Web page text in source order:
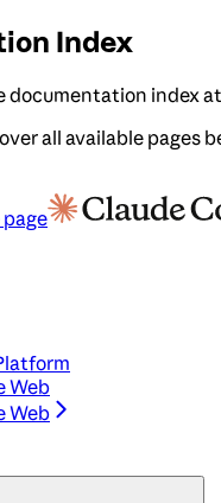
Index
documentation index
all available pages
page
Web
Web